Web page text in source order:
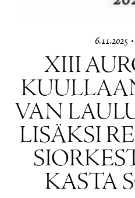
6.11.2025 •
XIII
VAN
LI­SÄK­SI
KAS­TA